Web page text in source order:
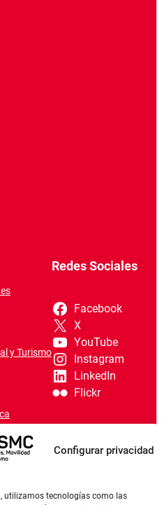
Configurar privacidad
utilizamos tecnologías como las
y Turismo
Redes Sociales
Facebook
X
YouTube
Instagram
LinkedIn
Flickr